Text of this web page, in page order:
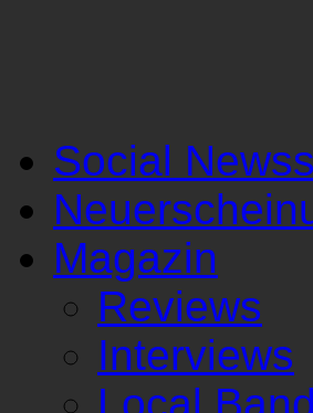
Social
Magazin
Reviews
Interviews